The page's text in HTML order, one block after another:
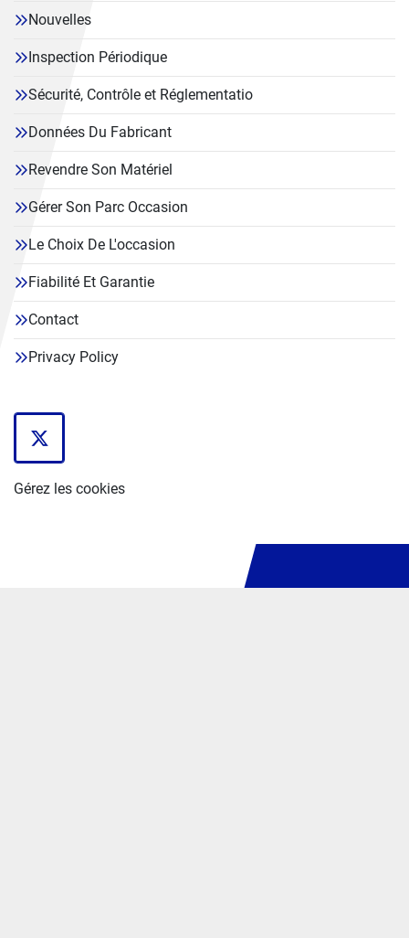
Nouvelles
Inspection Périodique
Sécurité, Contrôle et Réglementatio
Données Du Fabricant
Revendre Son Matériel
Gérer Son Parc Occasion
Le Choix De L'occasion
Fiabilité Et Garantie
Contact
Privacy Policy
twitter
Gérez les cookies